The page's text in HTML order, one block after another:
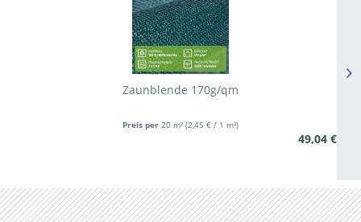
Zaunblende 170g/qm
Preis per 20 m² (2,45 € / 1 m²)
49,04 €